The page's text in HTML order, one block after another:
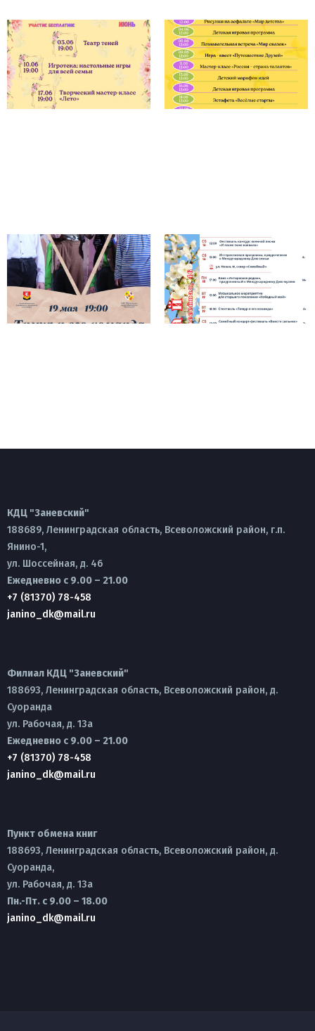
КДЦ "Заневский"
188689, Ленинградская область, Всеволожский район, г.п.
Янино-1,
ул. Шоссейная, д. 46
Ежедневно с 9.00 – 21.00
+7 (81370) 78-458
janino_dk@mail.ru
Филиал КДЦ "Заневский"
188693, Ленинградская область, Всеволожский район, д.
Суоранда
ул. Рабочая, д. 13а
Ежедневно с 9.00 – 21.00
+7 (81370) 78-458
janino_dk@mail.ru
Пункт обмена книг
188693, Ленинградская область, Всеволожский район, д.
Суоранда,
ул. Рабочая, д. 13а
Пн.-Пт. с 9.00 – 18.00
janino_dk@mail.ru